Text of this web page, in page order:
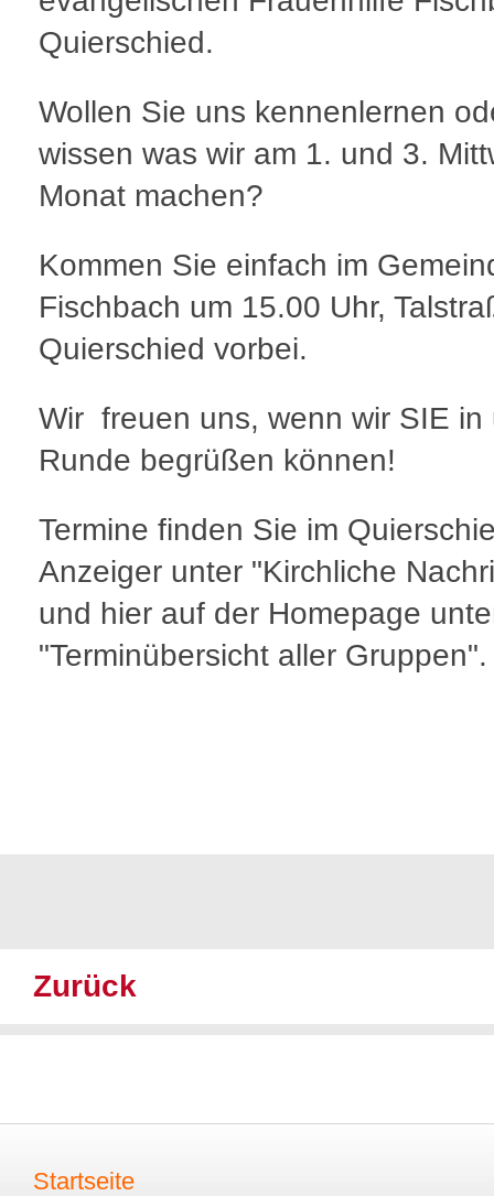
Quierschied.
Wollen Sie uns kennenlernen
wissen was wir am 1. und 3.
Monat machen?
Kommen Sie einfach im
Fischbach um 15.00 Uhr,
Quierschied vorbei.
Wir freuen uns, wenn wir SIE in
Runde begrüßen können!
Termine finden Sie im
Anzeiger unter "Kirchliche
und hier auf der Homepage
"Terminübersicht aller Gruppen".
Zurück
Startseite